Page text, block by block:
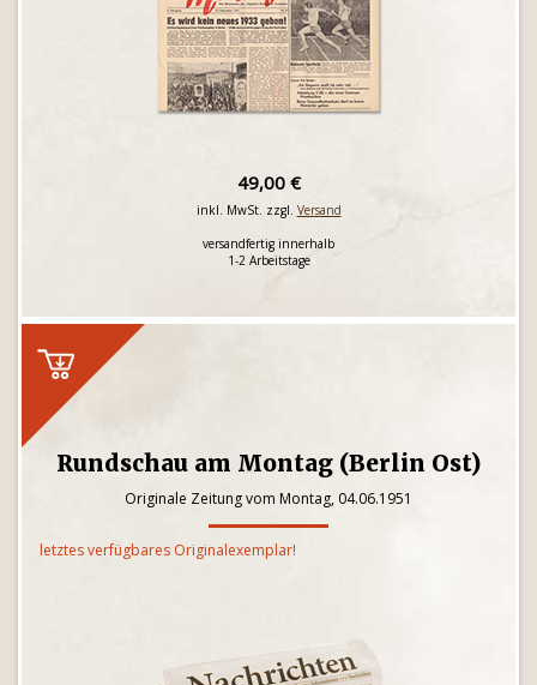
49,00 €
inkl. MwSt. zzgl. Versand
versandfertig innerhalb
1-2 Arbeitstage
Rundschau am Montag (Berlin Ost)
Originale Zeitung vom Montag, 04.06.1951
letztes verfügbares Originalexemplar!